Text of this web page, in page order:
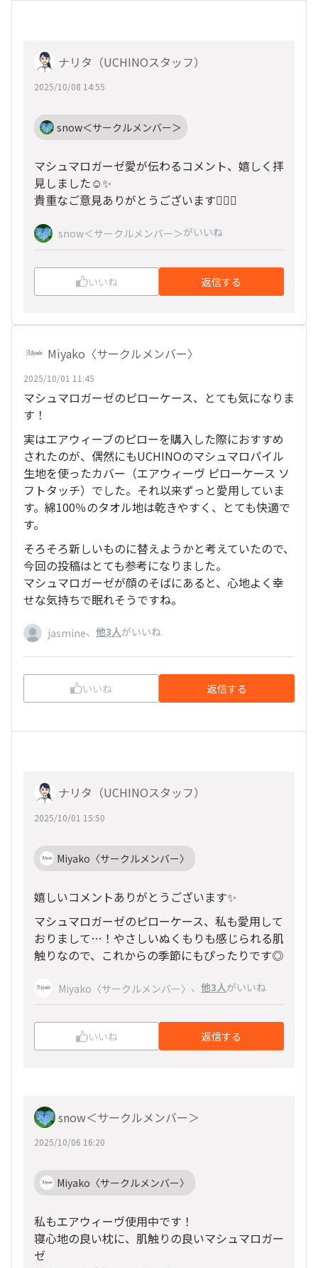
ナリタ（UCHINOスタッフ）
2025/10/08 14:55
snow＜サークルメンバー＞
マシュマロガーゼ愛が伝わるコメント、嬉しく拝
見しました☺✨
貴重なご意見ありがとうございます🙇🏻‍♀️
snow＜サークルメンバー＞がいいね
いいね 返信する
Miyako〈サークルメンバー〉
2025/10/01 11:45
マシュマロガーゼのピローケース、とても気になりま
す！
実はエアウィーブのピローを購入した際におすすめ
されたのが、偶然にもUCHINOのマシュマロパイル
生地を使ったカバー（エアウィーヴ ピローケース ソ
フトタッチ）でした。それ以来ずっと愛用していま
す。綿100％のタオル地は乾きやすく、とても快適で
す。
そろそろ新しいものに替えようかと考えていたので、
今回の投稿はとても参考になりました。
マシュマロガーゼが顔のそばにあると、心地よく幸
せな気持ちで眠れそうですね。
jasmine、 他3人がいいね
いいね 返信する
ナリタ（UCHINOスタッフ）
2025/10/01 15:50
Miyako〈サークルメンバー〉
嬉しいコメントありがとうございます✨
マシュマロガーゼのピローケース、私も愛用して
おりまして…！やさしいぬくもりも感じられる肌
触りなので、これからの季節にもぴったりです◎
Miyako〈サークルメンバー〉 、 他3人がいいね
いいね 返信する
snow＜サークルメンバー＞
2025/10/06 16:20
Miyako〈サークルメンバー〉
私もエアウィーヴ使用中です！
寝心地の良い枕に、肌触りの良いマシュマロガー
ゼ